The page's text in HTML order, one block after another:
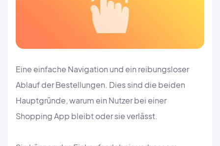
Eine einfache Navigation und ein reibungsloser
Ablauf der Bestellungen. Dies sind die beiden
Hauptgründe, warum ein Nutzer bei einer
Shopping App bleibt oder sie verlässt.